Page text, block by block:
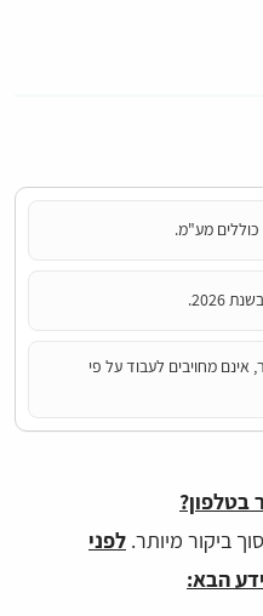
כוללים מע"מ.
2026.
אינם מחויבים לעבוד על פי
בטלפון?
ביקור מיותר. לפני
הבא: